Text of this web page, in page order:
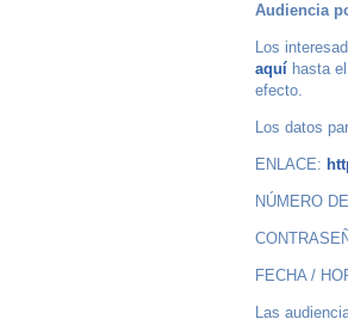
Audiencia
Los
aquí hasta
efecto.
Los datos
ENLACE:
NÚMERO
FECHA /
Las